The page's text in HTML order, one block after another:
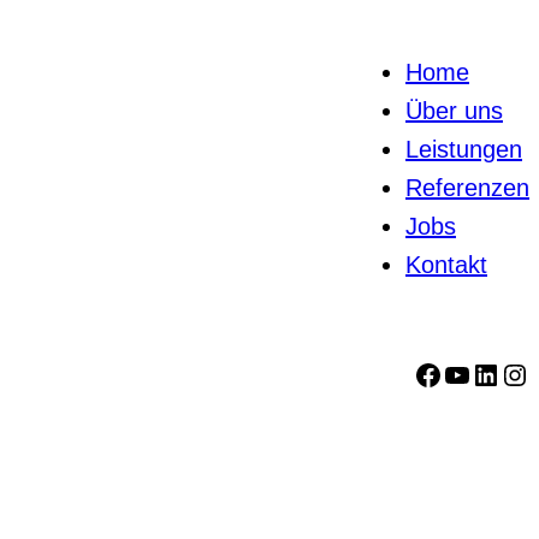
Home
Über uns
Leistungen
Referenzen
Jobs
Kontakt
Facebook YouTube LinkedIn Instagram